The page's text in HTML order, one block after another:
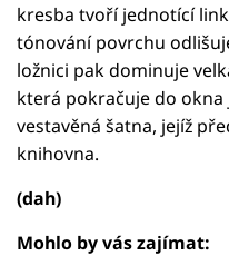
kresba tvoří jednotící
tónování povrchu
ložnici pak dominuje
která pokračuje do okna
vestavěná šatna, jejíž
knihovna.
(dah)
Mohlo by vás zajímat: